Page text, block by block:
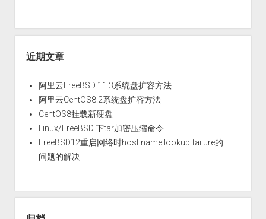
近期文章
阿里云FreeBSD 11.3系统盘扩容方法
阿里云CentOS8.2系统盘扩容方法
CentOS8挂载新硬盘
Linux/FreeBSD 下tar加密压缩命令
FreeBSD12重启网络时host name lookup failure的
问题的解决